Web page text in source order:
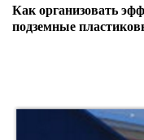
Как организовать
подземные